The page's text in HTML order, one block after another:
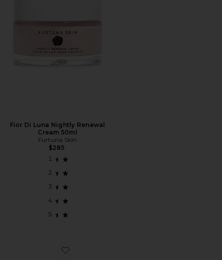
Fior Di Luna Nightly Renewal
Cream 50ml
Furtuna Skin
$285
Favorite Vinoperfect Brightening Glycolic Night Cream